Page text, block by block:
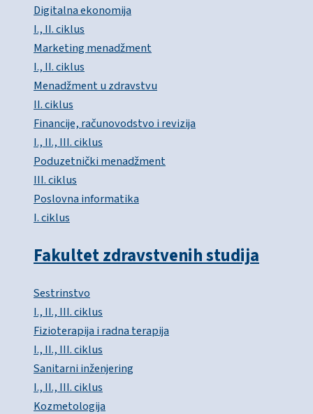
Digitalna ekonomija
I., II. ciklus
Marketing menadžment
I., II. ciklus
Menadžment u zdravstvu
II. ciklus
Financije, računovodstvo i revizija
I., II., III. ciklus
Poduzetnički menadžment
III. ciklus
Poslovna informatika
I. ciklus
Fakultet zdravstvenih studija
Sestrinstvo
I., II., III. ciklus
Fizioterapija i radna terapija
I., II., III. ciklus
Sanitarni inženjering
I., II., III. ciklus
Kozmetologija